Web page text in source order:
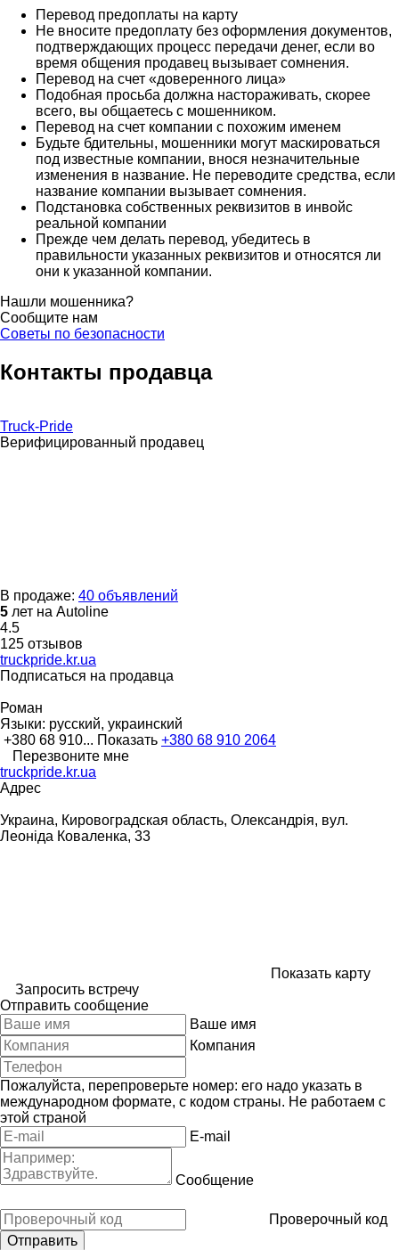
Перевод предоплаты на карту
Не вносите предоплату без оформления документов,
подтверждающих процесс передачи денег, если во
время общения продавец вызывает сомнения.
Перевод на счет «доверенного лица»
Подобная просьба должна настораживать, скорее
всего, вы общаетесь с мошенником.
Перевод на счет компании с похожим именем
Будьте бдительны, мошенники могут маскироваться
под известные компании, внося незначительные
изменения в название. Не переводите средства, если
название компании вызывает сомнения.
Подстановка собственных реквизитов в инвойс
реальной компании
Прежде чем делать перевод, убедитесь в
правильности указанных реквизитов и относятся ли
они к указанной компании.
Нашли мошенника?
Сообщите нам
Советы по безопасности
Контакты продавца
Truck-Pride
Верифицированный продавец
В продаже: 40 объявлений
5 лет на Autoline
4.5
125 отзывов
truckpride.kr.ua
Подписаться на продавца
Роман
Языки: русский, украинский
+380 68 910... Показать +380 68 910 2064
Перезвоните мне
truckpride.kr.ua
Адрес
Украина, Кировоградская область, Олександрія, вул.
Леоніда Коваленка, 33
Показать карту
Запросить встречу
Отправить сообщение
Ваше имя
Компания
Пожалуйста, перепроверьте номер: его надо указать в
международном формате, с кодом страны. Не работаем с
этой страной
E-mail
Сообщение
Проверочный код